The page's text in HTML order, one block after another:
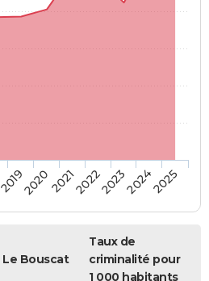
2019202020212022202320242025
Le Bouscat
Taux de
criminalité pour
1 000 habitants